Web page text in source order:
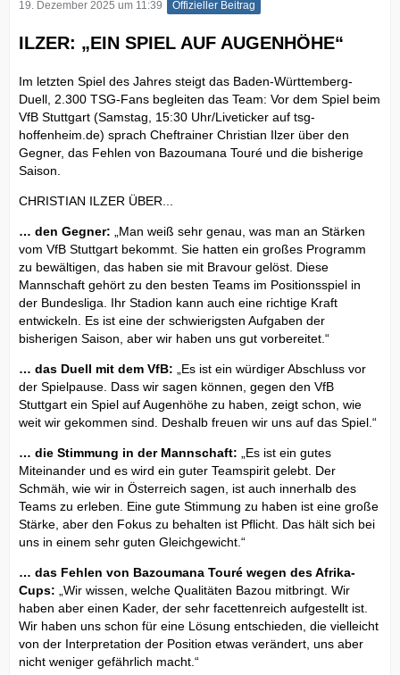
19. Dezember 2025 um 11:39 Offizieller Beitrag
ILZER: „EIN SPIEL AUF AUGENHÖHE“
Im letzten Spiel des Jahres steigt das Baden-Württemberg-
Duell, 2.300 TSG-Fans begleiten das Team: Vor dem Spiel beim
VfB Stuttgart (Samstag, 15:30 Uhr/Liveticker auf tsg-
hoffenheim.de) sprach Cheftrainer Christian Ilzer über den
Gegner, das Fehlen von Bazoumana Touré und die bisherige
Saison.
CHRISTIAN ILZER ÜBER...
… den Gegner: „Man weiß sehr genau, was man an Stärken
vom VfB Stuttgart bekommt. Sie hatten ein großes Programm
zu bewältigen, das haben sie mit Bravour gelöst. Diese
Mannschaft gehört zu den besten Teams im Positionsspiel in
der Bundesliga. Ihr Stadion kann auch eine richtige Kraft
entwickeln. Es ist eine der schwierigsten Aufgaben der
bisherigen Saison, aber wir haben uns gut vorbereitet.“
… das Duell mit dem VfB: „Es ist ein würdiger Abschluss vor
der Spielpause. Dass wir sagen können, gegen den VfB
Stuttgart ein Spiel auf Augenhöhe zu haben, zeigt schon, wie
weit wir gekommen sind. Deshalb freuen wir uns auf das Spiel.“
… die Stimmung in der Mannschaft: „Es ist ein gutes
Miteinander und es wird ein guter Teamspirit gelebt. Der
Schmäh, wie wir in Österreich sagen, ist auch innerhalb des
Teams zu erleben. Eine gute Stimmung zu haben ist eine große
Stärke, aber den Fokus zu behalten ist Pflicht. Das hält sich bei
uns in einem sehr guten Gleichgewicht.“
… das Fehlen von Bazoumana Touré wegen des Afrika-
Cups: „Wir wissen, welche Qualitäten Bazou mitbringt. Wir
haben aber einen Kader, der sehr facettenreich aufgestellt ist.
Wir haben uns schon für eine Lösung entschieden, die vielleicht
von der Interpretation der Position etwas verändert, uns aber
nicht weniger gefährlich macht.“